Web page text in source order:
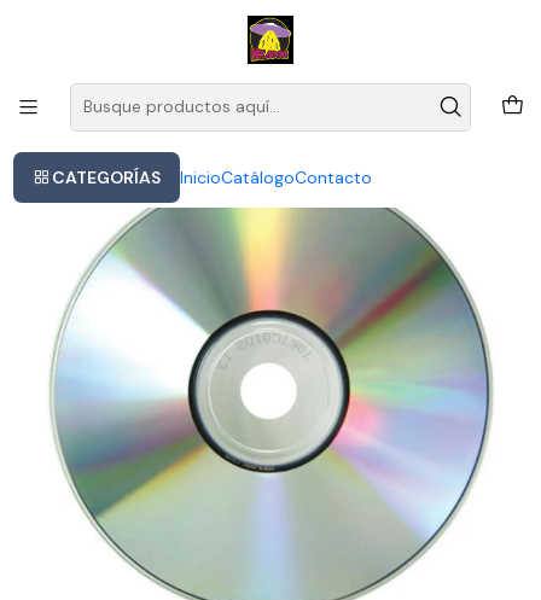
CATEGORÍAS InicioCatálogoContacto
Este es el texto del slide